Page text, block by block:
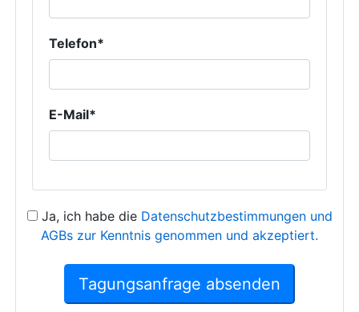
Telefon*
E-Mail*
Ja, ich habe die Datenschutzbestimmungen und
AGBs zur Kenntnis genommen und akzeptiert.
Tagungsanfrage absenden